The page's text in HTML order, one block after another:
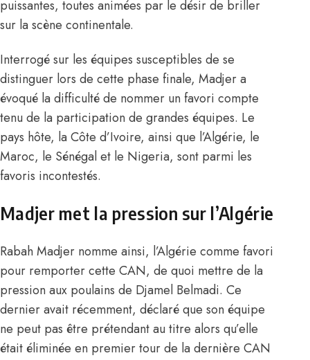
puissantes, toutes animées par le désir de briller
sur la scène continentale.
Interrogé sur les équipes susceptibles de se
distinguer lors de cette phase finale, Madjer a
évoqué la difficulté de nommer un favori compte
tenu de la participation de grandes équipes. Le
pays hôte, la Côte d’Ivoire, ainsi que l’Algérie, le
Maroc, le Sénégal et le Nigeria, sont parmi les
favoris incontestés.
Madjer met la pression sur l’Algérie
Rabah Madjer nomme ainsi, l’Algérie comme favori
pour remporter cette CAN, de quoi mettre de la
pression aux poulains de Djamel Belmadi. Ce
dernier avait récemment, déclaré que son équipe
ne peut pas être prétendant au titre alors qu’elle
était éliminée en premier tour de la dernière CAN